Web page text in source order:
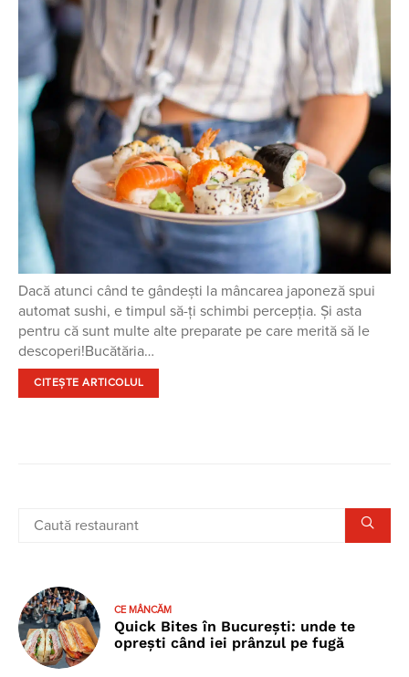
Dacă atunci când te gândești la mâncarea japoneză spui
automat sushi, e timpul să-ți schimbi percepția. Și asta
pentru că sunt multe alte preparate pe care merită să le
descoperi!Bucătăria…
CITEȘTE ARTICOLUL
CE MÂNCĂM
Quick Bites în București: unde te
oprești când iei prânzul pe fugă